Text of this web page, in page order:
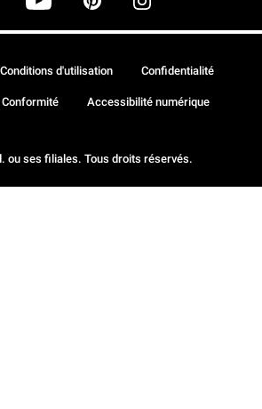
ou ses filiales. Tous droits réservés.
Conditions d'utilisation Confidentialité
Conformité Accessibilité numérique